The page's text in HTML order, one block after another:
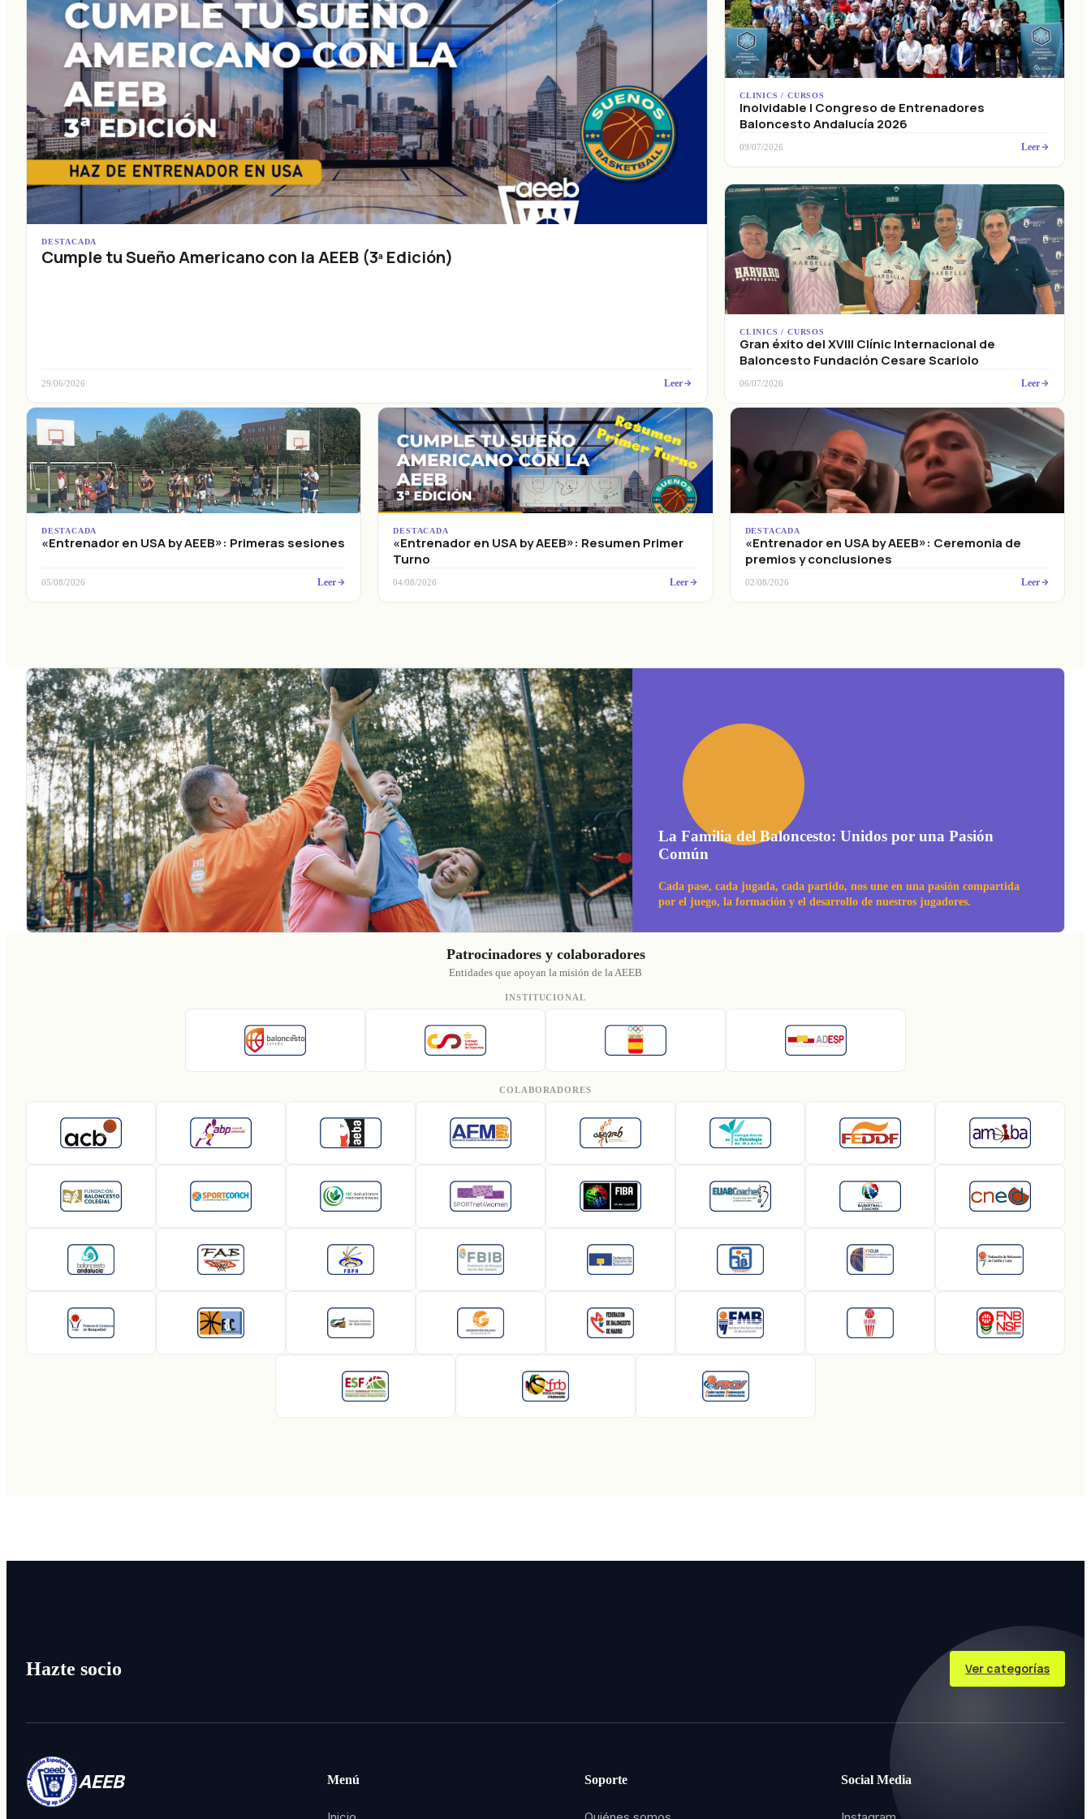
DESTACADA
Cumple tu Sueño Americano con la AEEB (3ª Edición)
29/06/2026 Leer
CLINICS / CURSOS
Inolvidable I Congreso de Entrenadores
Baloncesto Andalucía 2026
09/07/2026 Leer
CLINICS / CURSOS
Gran éxito del XVIII Clínic Internacional de
Baloncesto Fundación Cesare Scariolo
06/07/2026 Leer
DESTACADA
«Entrenador en USA by AEEB»: Primeras sesiones
05/08/2026 Leer
DESTACADA
«Entrenador en USA by AEEB»: Resumen Primer
Turno
04/08/2026 Leer
DESTACADA
«Entrenador en USA by AEEB»: Ceremonia de
premios y conclusiones
02/08/2026 Leer
La Familia del Baloncesto: Unidos por una Pasión
Común
Cada pase, cada jugada, cada partido, nos une en una pasión compartida
por el juego, la formación y el desarrollo de nuestros jugadores.
Patrocinadores y colaboradores
Entidades que apoyan la misión de la AEEB
INSTITUCIONAL
COLABORADORES
Hazte socio Ver categorías
AEEB Menú Soporte Social Media